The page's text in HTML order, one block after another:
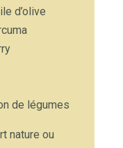
d’olive
de légumes
nature ou